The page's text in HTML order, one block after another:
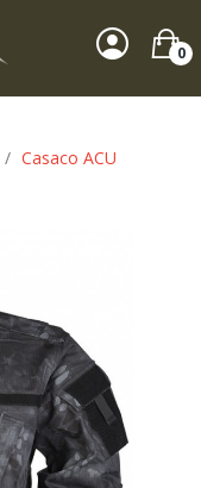
0
Casaco ACU